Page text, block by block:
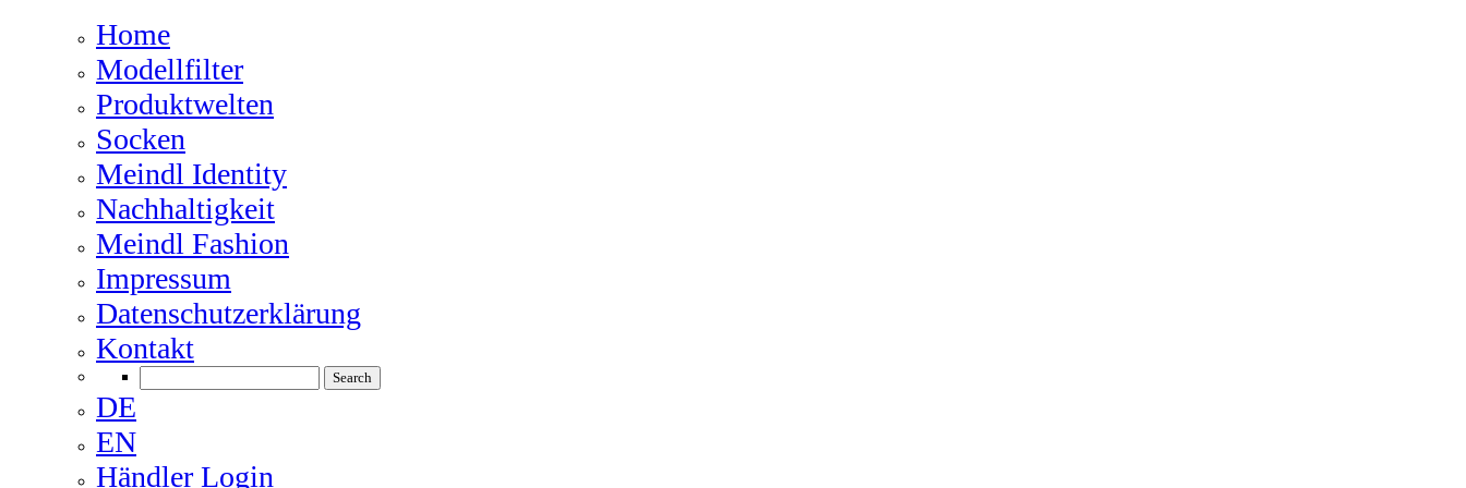
Home
Modellfilter
Produktwelten
Socken
Meindl Identity
Nachhaltigkeit
Meindl Fashion
Impressum
Datenschutzerklärung
Kontakt
DE
EN
Händler Login